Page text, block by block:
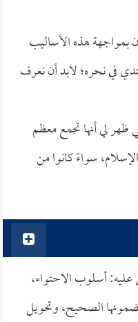
بمواجهة هذه الأساليب
في نحره؛ لابد أن نعرف
ظهر لي أنها تجمع معظم
سواءً كانوا من
أسلوب الاحتواء،
الصحيح، وتحويل